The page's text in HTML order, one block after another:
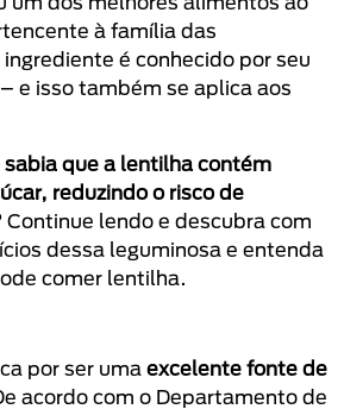
à família das
é conhecido por seu
e isso também se aplica aos
sabia que a lentilha contém
reduzindo o risco de
Continue lendo e descubra com
dessa leguminosa e entenda
comer lentilha.
por ser uma excelente fonte de
acordo com o Departamento de